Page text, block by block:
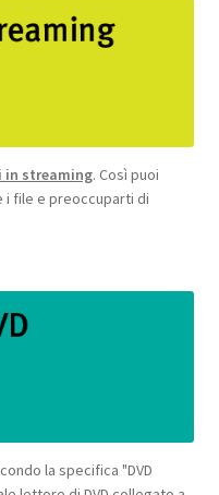
in streaming. Così puoi
i file e preoccuparti di
la specifica "DVD